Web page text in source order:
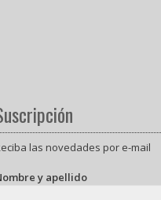
las novedades por e-mail
y apellido